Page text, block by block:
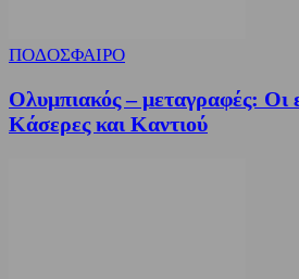
ΠΟΔΟΣΦΑΙΡΟ
Ολυμπιακός – μεταγραφές: Οι
Κάσερες και Καντιού